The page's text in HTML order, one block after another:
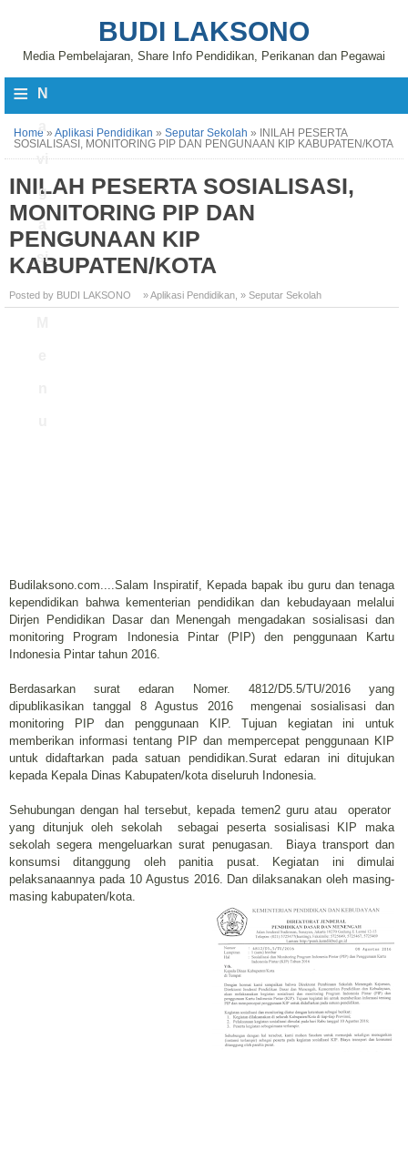
BUDI LAKSONO
Media Pembelajaran, Share Info Pendidikan, Perikanan dan Pegawai
≡ N
vi
g
a
si
Home » Aplikasi Pendidikan » Seputar Sekolah »
INILAH PESERTA
SOSIALISASI, MONITORING PIP DAN PENGUNAAN KIP KABUPATEN/KOTA
INILAH PESERTA SOSIALISASI,
MONITORING PIP DAN
PENGUNAAN KIP
KABUPATEN/KOTA
Posted by BUDI LAKSONO » Aplikasi Pendidikan » Seputar Sekolah
Budilaksono.com....Salam Inspiratif, Kepada bapak ibu guru dan tenaga
kependidikan bahwa kementerian pendidikan dan kebudayaan melalui
Dirjen Pendidikan Dasar dan Menengah mengadakan sosialisasi dan
monitoring Program Indonesia Pintar (PIP) den penggunaan Kartu
Indonesia Pintar tahun 2016.
Berdasarkan surat edaran Nomer. 4812/D5.5/TU/2016 yang
dipublikasikan tanggal 8 Agustus 2016 mengenai sosialisasi dan
monitoring PIP dan penggunaan KIP. Tujuan kegiatan ini untuk
memberikan informasi tentang PIP dan mempercepat penggunaan KIP
untuk didaftarkan pada satuan pendidikan.Surat edaran ini ditujukan
kepada Kepala Dinas Kabupaten/kota diseluruh Indonesia.
Sehubungan dengan hal tersebut, kepada temen2 guru atau
operator
yang ditunjuk oleh sekolah
sebagai peserta sosialisasi KIP maka
sekolah segera mengeluarkan surat penugasan.
Biaya transport dan
konsumsi ditanggung oleh panitia pusat. Kegiatan ini dimulai
pelaksanaannya pada 10 Agustus 2016. Dan dilaksanakan oleh masing-
masing kabupaten/kota.